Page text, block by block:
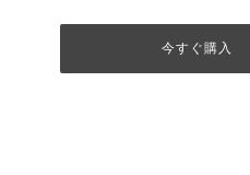
今すぐ購入